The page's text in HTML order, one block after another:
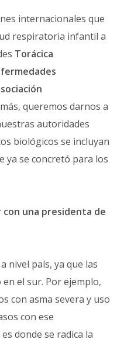
internacionales que
respiratoria infantil a
Torácica
queremos darnos a
autoridades
biológicos se incluyan
ya se concretó para los
una presidenta de
nivel país, ya que las
el sur. Por ejemplo,
con asma severa y uso
con ese
donde se radica la